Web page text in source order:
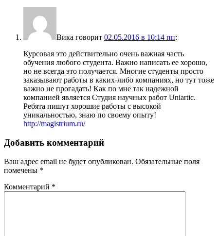
Вика говорит 02.05.2016 в 10:14 пп:
Курсовая это действительно очень важная часть
обучения любого студента. Важно написать ее хорошо,
но не всегда это получается. Многие студенты просто
заказывают работы в каких-либо компаниях, но тут тоже
важно не прогадать! Как по мне так надежной
компанией является Студия научных работ Uniartic.
Ребята пишут хорошие работы с высокой
уникальностью, знаю по своему опыту!
http://magistrium.ru/
Добавить комментарий
Ваш адрес email не будет опубликован. Обязательные поля
помечены *
Комментарий *